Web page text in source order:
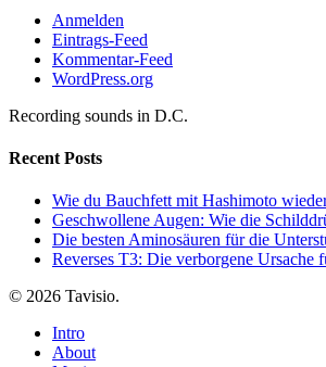
Anmelden
Eintrags-Feed
Kommentar-Feed
WordPress.org
Recording sounds in D.C.
Recent Posts
Wie du Bauchfett mit Hashimoto
Geschwollene Augen: Wie die
Die besten Aminosäuren für die
Reverses T3: Die verborgene
© 2026 Tavisio.
Close
Menu
Intro
About